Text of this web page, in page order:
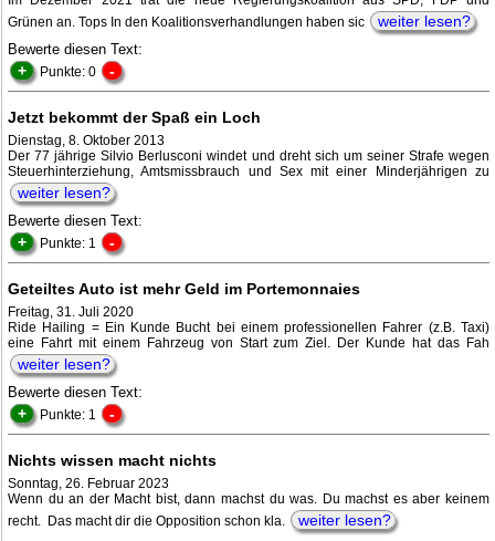
Grünen an. Tops In den Koalitionsverhandlungen haben sic
weiter lesen?
Bewerte diesen Text:
+ Punkte: 0 -
Jetzt bekommt der Spaß ein Loch
Dienstag, 8. Oktober 2013
Der 77 jährige Silvio Berlusconi windet und dreht sich um seiner Strafe wegen
Steuerhinterziehung, Amtsmissbrauch und Sex mit einer Minderjährigen zu
weiter lesen?
Bewerte diesen Text:
+ Punkte: 1 -
Geteiltes Auto ist mehr Geld im Portemonnaies
Freitag, 31. Juli 2020
Ride Hailing = Ein Kunde Bucht bei einem professionellen Fahrer (z.B. Taxi)
eine Fahrt mit einem Fahrzeug von Start zum Ziel. Der Kunde hat das Fah
weiter lesen?
Bewerte diesen Text:
+ Punkte: 1 -
Nichts wissen macht nichts
Sonntag, 26. Februar 2023
Wenn du an der Macht bist, dann machst du was. Du machst es aber keinem
recht. Das macht dir die Opposition schon kla.
weiter lesen?